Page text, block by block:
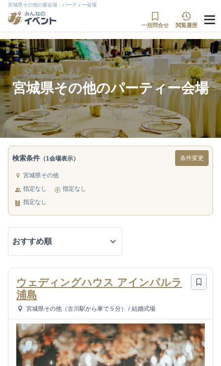
宮城県その他の宴会場・パーティー会場
一括問合せ 閲覧履歴
宮城県その他のパーティー会場
検索条件 （1会場表示） 条件変更
宮城県その他
指定なし
指定なし
指定なし
ウェディングハウス アインパルラ
浦島
宮城県その他（古川駅から車で５分） / 結婚式場